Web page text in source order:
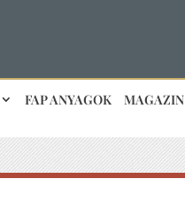
FAP ANYAGOK
MAGAZIN